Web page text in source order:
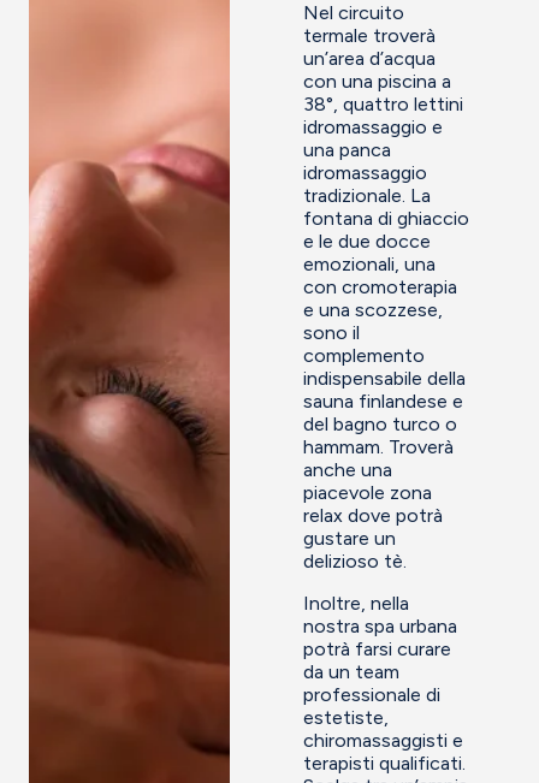
Nel circuito
termale troverà
un’area d’acqua
con una piscina a
38°, quattro lettini
idromassaggio e
una panca
idromassaggio
tradizionale. La
fontana di ghiaccio
e le due docce
emozionali, una
con cromoterapia
e una scozzese,
sono il
complemento
indispensabile della
sauna finlandese e
del bagno turco o
hammam. Troverà
anche una
piacevole zona
relax dove potrà
gustare un
delizioso tè.
Inoltre, nella
nostra spa urbana
potrà farsi curare
da un team
professionale di
estetiste,
chiromassaggisti e
terapisti qualificati.